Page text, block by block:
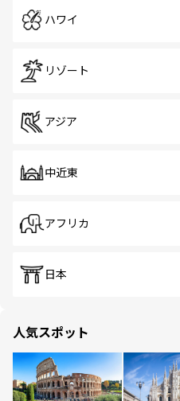
ハワイ
リゾート
アジア
中近東
アフリカ
日本
人気スポット